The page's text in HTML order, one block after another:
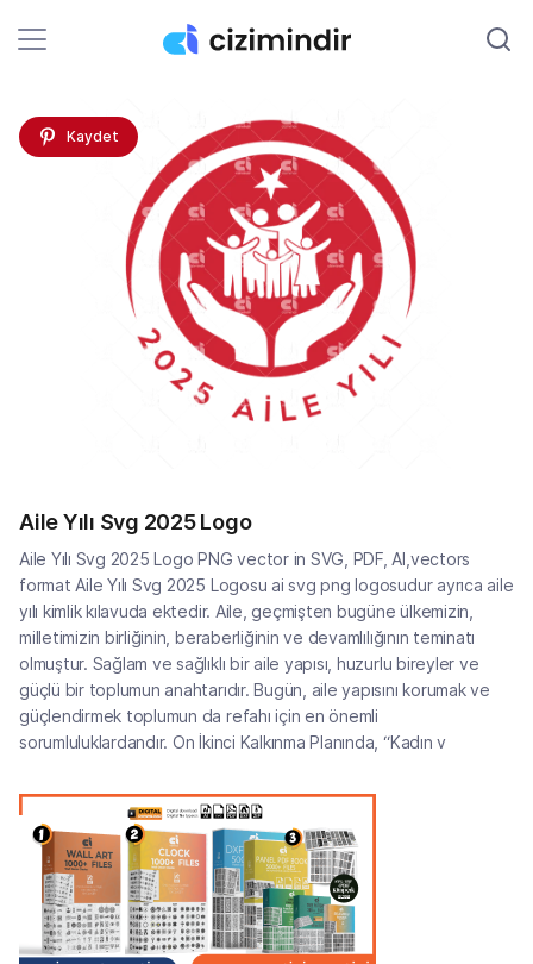
Kaydet
Aile Yılı Svg 2025 Logo
Aile Yılı Svg 2025 Logo PNG vector in SVG, PDF, AI,vectors
format Aile Yılı Svg 2025 Logosu ai svg png logosudur ayrıca aile
yılı kimlik kılavuda ektedir. Aile, geçmişten bugüne ülkemizin,
milletimizin birliğinin, beraberliğinin ve devamlılığının teminatı
olmuştur. Sağlam ve sağlıklı bir aile yapısı, huzurlu bireyler ve
güçlü bir toplumun anahtarıdır. Bugün, aile yapısını korumak ve
güçlendirmek toplumun da refahı için en önemli
sorumluluklardandır. On İkinci Kalkınma Planında, “Kadın v